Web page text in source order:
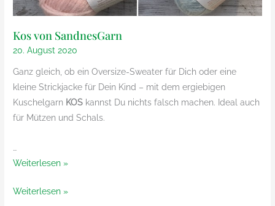
Kos von SandnesGarn
20. August 2020
Ganz gleich, ob ein Oversize-Sweater für Dich oder eine
kleine Strickjacke für Dein Kind – mit dem ergiebigen
Kuschelgarn KOS kannst Du nichts falsch machen. Ideal auch
für Mützen und Schals.
…
Kos
SandnesGarn
Weiterlesen »
Kos
Weiterlesen »